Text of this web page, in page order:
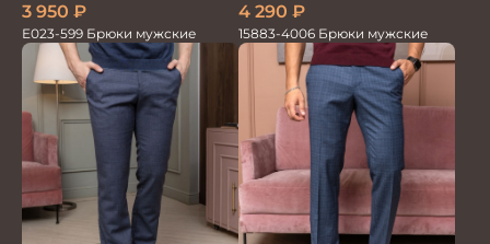
3 950 ₽
Е023-599 Брюки мужские
4 290 ₽
15883-4006 Брюки мужские